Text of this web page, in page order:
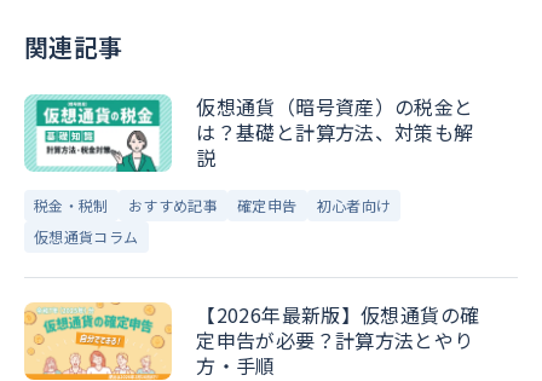
関連記事
仮想通貨（暗号資産）の税金と
は？基礎と計算方法、対策も解
説
税金・税制 おすすめ記事 確定申告
初心者向け
仮想通貨コラム
【2026年最新版】仮想通貨の確
定申告が必要？計算方法とやり
方・手順